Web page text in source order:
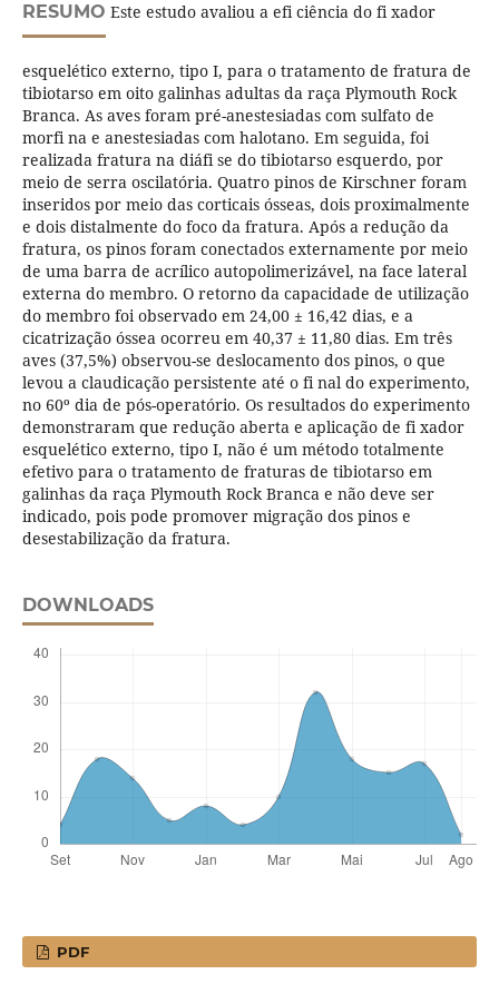
RESUMO Este estudo avaliou a efi ciência do fi xador
esquelético externo, tipo I, para o tratamento de fratura de
tibiotarso em oito galinhas adultas da raça Plymouth Rock
Branca. As aves foram pré-anestesiadas com sulfato de
morfi na e anestesiadas com halotano. Em seguida, foi
realizada fratura na diáfi se do tibiotarso esquerdo, por
meio de serra oscilatória. Quatro pinos de Kirschner foram
inseridos por meio das corticais ósseas, dois proximalmente
e dois distalmente do foco da fratura. Após a redução da
fratura, os pinos foram conectados externamente por meio
de uma barra de acrílico autopolimerizável, na face lateral
externa do membro. O retorno da capacidade de utilização
do membro foi observado em 24,00 ± 16,42 dias, e a
cicatrização óssea ocorreu em 40,37 ± 11,80 dias. Em três
aves (37,5%) observou-se deslocamento dos pinos, o que
levou a claudicação persistente até o fi nal do experimento,
no 60º dia de pós-operatório. Os resultados do experimento
demonstraram que redução aberta e aplicação de fi xador
esquelético externo, tipo I, não é um método totalmente
efetivo para o tratamento de fraturas de tibiotarso em
galinhas da raça Plymouth Rock Branca e não deve ser
indicado, pois pode promover migração dos pinos e
desestabilização da fratura.
DOWNLOADS
PDF